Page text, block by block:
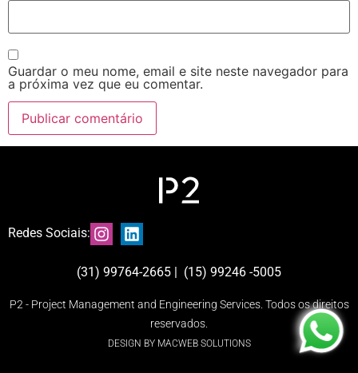
Guardar o meu nome, email e site neste navegador para
a próxima vez que eu comentar.
Redes Sociais:
(31) 99764-2665 | (15) 99246 -5005
P2 - Project Management and Engineering Services. Todos os direitos
reservados.
DESIGN BY MACWEB SOLUTIONS